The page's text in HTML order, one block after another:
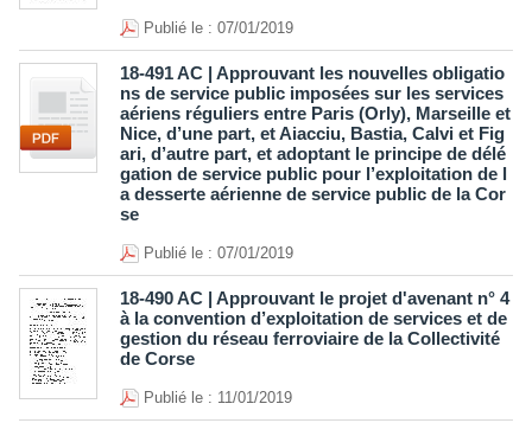
Publié le : 07/01/2019
18-491 AC | Approuvant les nouvelles obligatio
ns de service public imposées sur les services
aériens réguliers entre Paris (Orly), Marseille et
Nice, d’une part, et Aiacciu, Bastia, Calvi et Fig
ari, d’autre part, et adoptant le principe de délé
gation de service public pour l’exploitation de l
a desserte aérienne de service public de la Cor
se
Publié le : 07/01/2019
18-490 AC | Approuvant le projet d'avenant n° 4
à la convention d’exploitation de services et de
gestion du réseau ferroviaire de la Collectivité
de Corse
Publié le : 11/01/2019